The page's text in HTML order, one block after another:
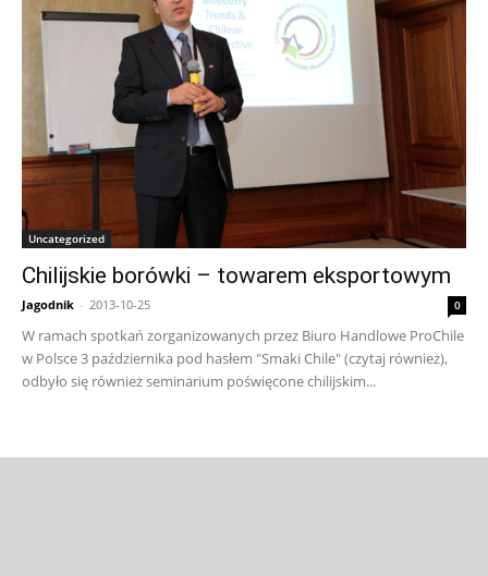
Uncategorized
Chilijskie borówki – towarem eksportowym
Jagodnik - 2013-10-25 0
W ramach spotkań zorganizowanych przez Biuro Handlowe ProChile
w Polsce 3 października pod hasłem "Smaki Chile" (czytaj również),
odbyło się również seminarium poświęcone chilijskim...